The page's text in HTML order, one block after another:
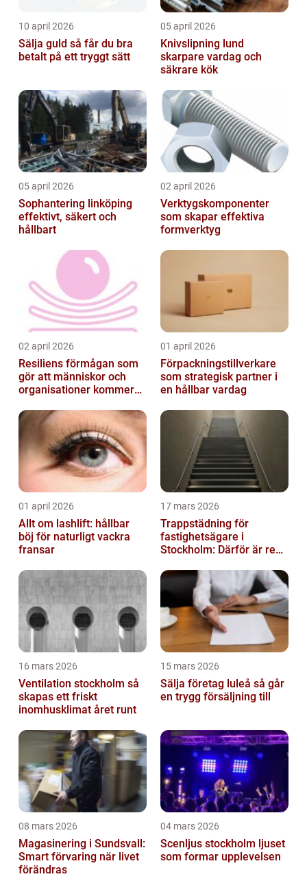
10 april 2026
Sälja guld så får du bra
betalt på ett tryggt sätt
05 april 2026
Knivslipning lund
skarpare vardag och
säkrare kök
05 april 2026
Sophantering linköping
effektivt, säkert och
hållbart
02 april 2026
Verktygskomponenter
som skapar effektiva
formverktyg
02 april 2026
Resiliens förmågan som
gör att människor och
organisationer kommer
01 april 2026
Förpackningstillverkare
som strategisk partner i
en hållbar vardag
01 april 2026
Allt om lashlift: hållbar
böj för naturligt vackra
fransar
17 mars 2026
Trappstädning för
fastighetsägare i
Stockholm: Därför är rena
investering
16 mars 2026
Ventilation stockholm så
skapas ett friskt
inomhusklimat året runt
15 mars 2026
Sälja företag luleå så går
en trygg försäljning till
08 mars 2026
Magasinering i Sundsvall:
Smart förvaring när livet
förändras
04 mars 2026
Scenljus stockholm ljuset
som formar upplevelsen